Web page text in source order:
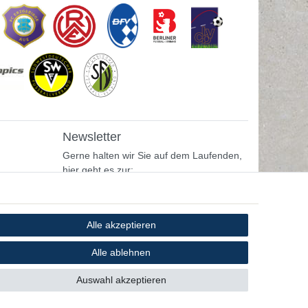
Newsletter
Gerne halten wir Sie auf dem Laufenden,
hier geht es zur:
Alle akzeptieren
Alle ablehnen
Auswahl akzeptieren